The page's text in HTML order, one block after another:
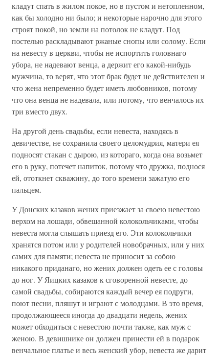
кладут спать в жилом покое, но в пустом и нетопленном,
как бы холодно ни было; и некоторые нарочно для этого
строят покой, но земли на потолок не кладут. Под
постелью раскладывают ржаные снопы или солому. Если
на невесту в церкви, чтобы не испортить головнаго
убора, не надевают венца, а держит его какой-нибудь
мужчина, то верят, что этот брак будет не действителен и
что жена непременно будет иметь любовников, потому
что она венца не надевала, или потому, что венчалось их
три вместо двух.
На другой день свадьбы, если невеста, находясь в
девичестве, не сохранила своего целомудрия, матери ея
подносят стакан с дырою, из котораго, когда она возьмет
его в руку, потечет напиток, потому что дружка, поднося
ей, ототкнет скважину, до того времени зажатую его
пальцем.
У Донских казаков жених приезжает за своею невестою
верхом на лошади, обвешанной колокольчиками, чтобы
невеста могла слышать приезд его. Эти колокольчики
хранятся потом или у родителей новобрачных, или у них
самих для памяти; невеста не приносит за собою
никакого приданаго, но жених должен одеть ее с головы
до ног. У Яицких казаков к сговоренной невесте, до
самой свадьбы, собираются каждый вечер ея подруги,
поют песни, пляшут и играют с молодцами. В это время,
продолжающееся иногда до двадцати недель, жених
может обходиться с невестою почти также, как муж с
женою. В девишнике он должен принести ей в подарок
венчальное платье и весь женский убор, невеста же дарит